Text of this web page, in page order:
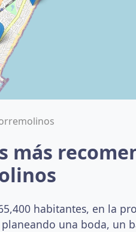
más
habitantes, en la
una boda, un